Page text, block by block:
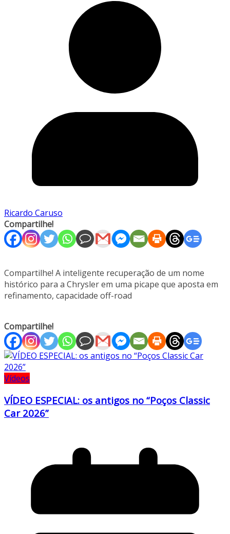
Ricardo Caruso
Compartilhe!
Compartilhe! A inteligente recuperação de um nome
histórico para a Chrysler em uma picape que aposta em
refinamento, capacidade off-road
Compartilhe!
Vídeos
VÍDEO ESPECIAL: os antigos no “Poços Classic
Car 2026”